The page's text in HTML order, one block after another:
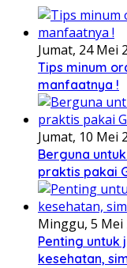
Jumat, 24 Mei
Tips minum
manfaatnya !
Jumat, 10 Mei
Berguna
praktis pakai
Minggu, 5 Mei
Penting untuk
kesehatan,